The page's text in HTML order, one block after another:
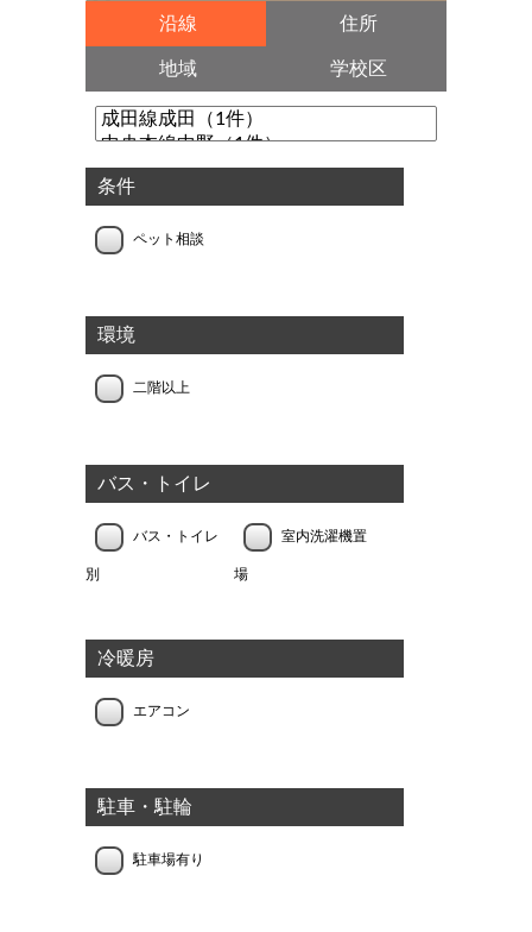
沿線 住所
地域 学校区
条件
ペット相談
環境
二階以上
バス・トイレ
バス・トイレ
別
室内洗濯機置
場
冷暖房
エアコン
駐車・駐輪
駐車場有り